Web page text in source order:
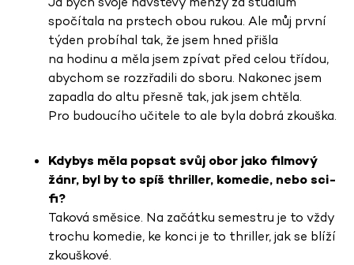
spočítala na prstech obou rukou. Ale můj první
týden probíhal tak, že jsem hned přišla
na hodinu a měla jsem zpívat před celou třídou,
abychom se rozzřadili do sboru. Nakonec jsem
zapadla do altu přesně tak, jak jsem chtěla.
Pro budoucího učitele to ale byla dobrá zkouška.
Kdybys měla popsat svůj obor jako filmový
žánr, byl by to spíš thriller, komedie, nebo sci-
fi?
Taková směsice. Na začátku semestru je to vždy
trochu komedie, ke konci je to thriller, jak se blíží
zkouškové.